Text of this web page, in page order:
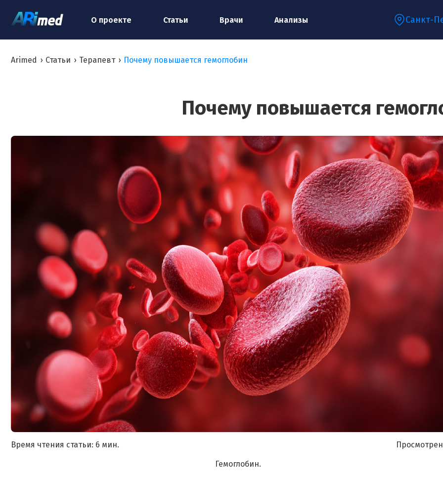
О проекте Статьи Врачи Анализы Санкт-
Arimed › Статьи › Терапевт › Почему повышается гемоглобин
Почему повышается
Время чтения статьи: 6 мин.
Гемоглобин.
Ваш телефон:*
Ваш e-mail:*
Я согласен наобработку моих персональных данных